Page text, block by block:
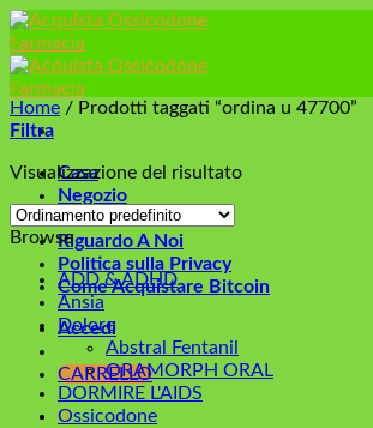
Skip
to
content
Casa
Negozio
Contattaci
Riguardo A Noi
Politica sulla Privacy
Come Acquistare Bitcoin
Accedi
CARRELLO
0
Home / Prodotti taggati “ordina u 47700”
Filtra
Visualizzazione del risultato
Browse
ADD & ADHD
Ansia
Dolore
Abstral Fentanil
ORAMORPH ORAL
DORMIRE L'AIDS
Ossicodone